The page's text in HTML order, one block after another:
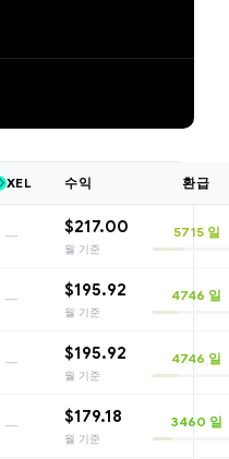
XEL 수익 환급
— $217.00
월 기준
5715일
— $195.92
월 기준
4746 일
— $195.92
월 기준
4746 일
— $179.18
월 기준
3460 일